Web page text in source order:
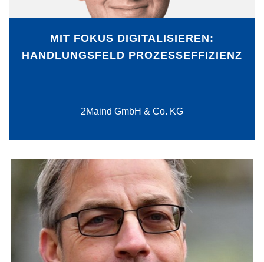
MIT FOKUS DIGITALISIEREN:
HANDLUNGSFELD PROZESSEFFIZIENZ
2Maind GmbH & Co. KG
die Wertstrommethode 4.0 bewährt.
PDF-Download
Die B+T Oberflächentechnik GmbH hat
bereits einen hohen Digitalisierungsgrad
erreicht und verfügt über große
Datenmengen. Daher stellte sich die
Frage, wie KI genutzt werden kann, um
diese Fülle an Daten effizient zu